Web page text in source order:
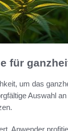
für
um das
Auswahl
Anwender